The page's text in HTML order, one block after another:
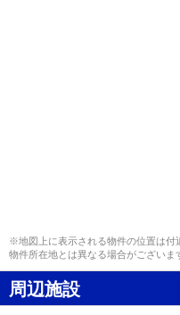
※地図上に表示される物件の位置は付
物件所在地とは異なる場合がございま
周辺施設